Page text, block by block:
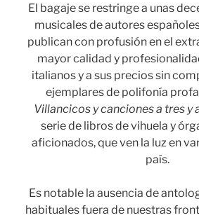
El bagaje se restringe a unas
musicales de autores
publican con profusión en el
mayor calidad y
italianos y a sus precios sin
ejemplares de polifonía
Villancicos y canciones a tres y
serie de libros de vihuela y
aficionados, que ven la luz en
país.
Es notable la ausencia de
habituales fuera de nuestras